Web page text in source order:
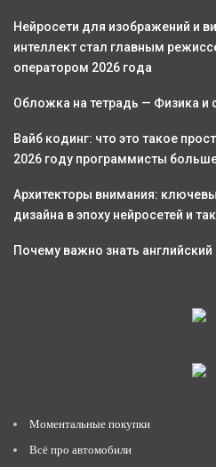
Нейросети для изображений и
интеллект стал главным
оператором 2026 года
Обложка на тетрадь — Физика и
Вайб кодинг: что это такое
2026 году программисты
Архитекторы внимания:
дизайна в эпоху нейросетей и
Почему важно знать
Моментальные покупки
Всё про автомобили